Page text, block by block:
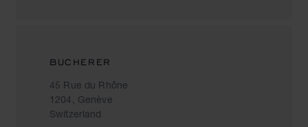
BUCHERER
45 Rue du Rhône
1204, Genève
Switzerland